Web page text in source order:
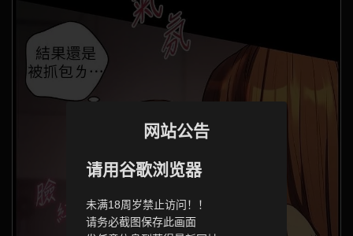
网站公告
请用谷歌浏览器
未满18周岁禁止访问！！
请务必截图保存此画面